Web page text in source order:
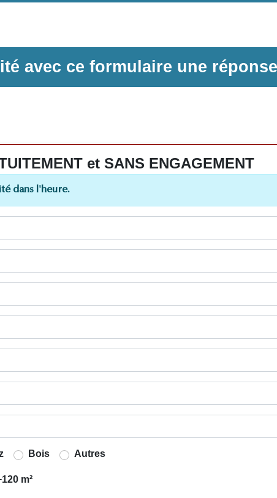
avec ce formulaire une
et SANS ENGAGEMENT
dans l'heure.
Bois Autres
m²